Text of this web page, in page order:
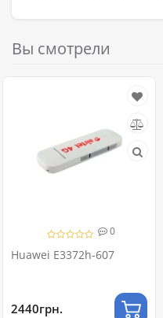
Вы смотрели
0
Huawei E3372h-607
2440грн.